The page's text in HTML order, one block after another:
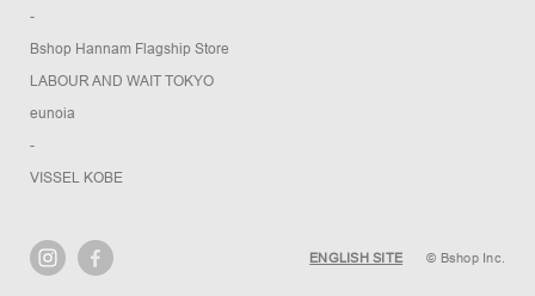
-
Bshop Hannam Flagship Store
LABOUR AND WAIT TOKYO
eunoia
-
VISSEL KOBE
ENGLISH SITE © Bshop Inc.